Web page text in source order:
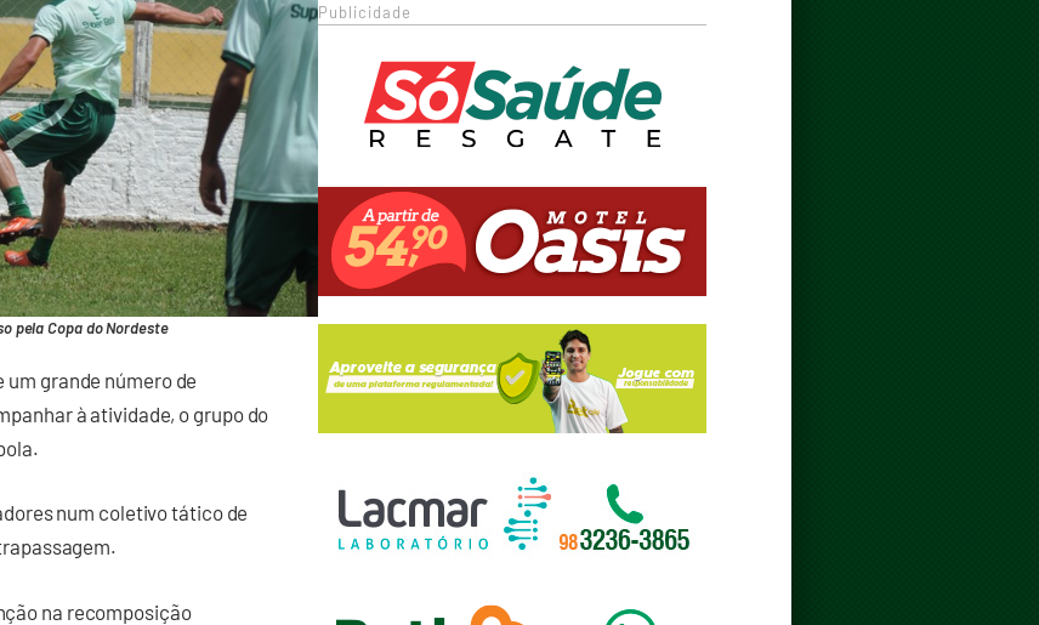
pela Copa do Nordeste
grande número de
à atividade, o grupo do
num coletivo tático de
na recomposição
Publicidade